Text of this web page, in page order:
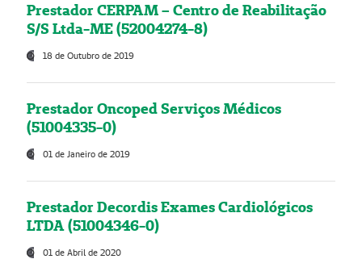
Prestador CERPAM – Centro de Reabilitação
S/S Ltda-ME (52004274-8)
18 de Outubro de 2019
Prestador Oncoped Serviços Médicos
(51004335-0)
01 de Janeiro de 2019
Prestador Decordis Exames Cardiológicos
LTDA (51004346-0)
01 de Abril de 2020